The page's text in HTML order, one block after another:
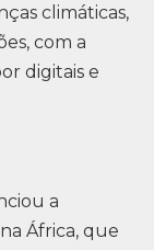
climáticas,
com a
digitais e
a
África, que